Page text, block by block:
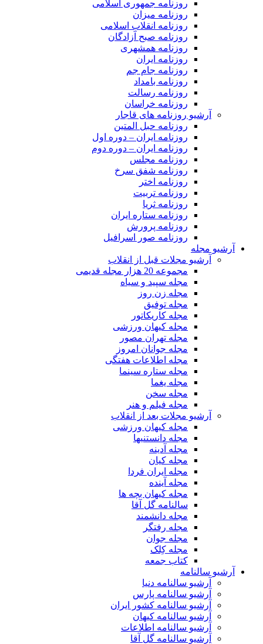
روزنامه جمهوری اسلامی
روزنامه میزان
روزنامه انقلاب اسلامی
روزنامه صبح آزادگان
روزنامه همشهری
روزنامه ایران
روزنامه جام جم
روزنامه بامداد
روزنامه رسالت
روزنامه خراسان
آرشیو روزنامه های قاجار
روزنامه حبل المتین
روزنامه ایران – دوره اول
روزنامه ایران – دوره دوم
روزنامه مجلس
روزنامه شفق سرخ
روزنامه اختر
روزنامه تربیت
روزنامه ثریا
روزنامه ستاره ایران
روزنامه پرورش
روزنامه صور اسرافیل
آرشیو مجله
آرشیو مجلات قبل از انقلاب
مجموعه 20 هزار مجله قدیمی
مجله سپید و سیاه
مجله زن روز
مجله توفیق
مجله کاریکاتور
مجله کیهان ورزشی
مجله تهران مصور
مجله جوانان امروز
مجله اطلاعات هفتگی
مجله ستاره سینما
مجله یغما
مجله سخن
مجله فیلم و هنر
آرشیو مجلات بعد از انقلاب
مجله کیهان ورزشی
مجله دانستنیها
مجله آدینه
مجله کیان
مجله ایران فردا
مجله آینده
مجله کیهان بچه ها
سالنامه گل آقا
مجله دانشمند
مجله رفتگر
مجله جوان
مجله کِلک
کتاب جمعه
آرشیو سالنامه
آرشیو سالنامه دنیا
آرشیو سالنامه پارس
آرشیو سالنامه کشور ایران
آرشیو سالنامه کیهان
آرشیو سالنامه اطلاعات
آرشیو سالنامه گل آقا